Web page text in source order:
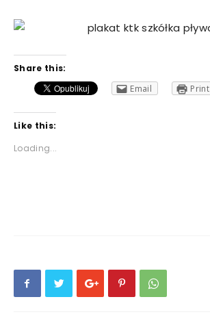
Share this:
Email
Print
Like this:
Loading...